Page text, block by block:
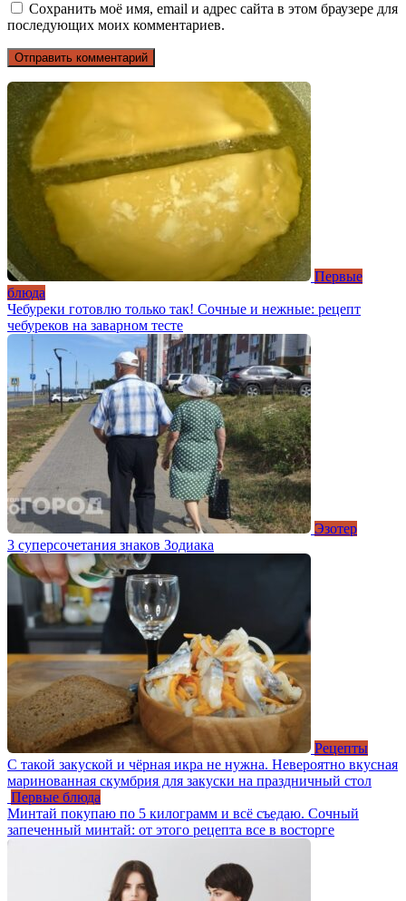
Сохранить моё имя, email и адрес сайта в этом браузере для
последующих моих комментариев.
Первые
блюда
Чебуреки готовлю только так! Сочные и нежные: рецепт
чебуреков на заварном тесте
Эзотер
3 суперсочетания знаков Зодиака
Рецепты
С такой закуской и чёрная икра не нужна. Невероятно вкусная
маринованная скумбрия для закуски на праздничный стол
Первые блюда
Минтай покупаю по 5 килограмм и всё съедаю. Сочный
запеченный минтай: от этого рецепта все в восторге